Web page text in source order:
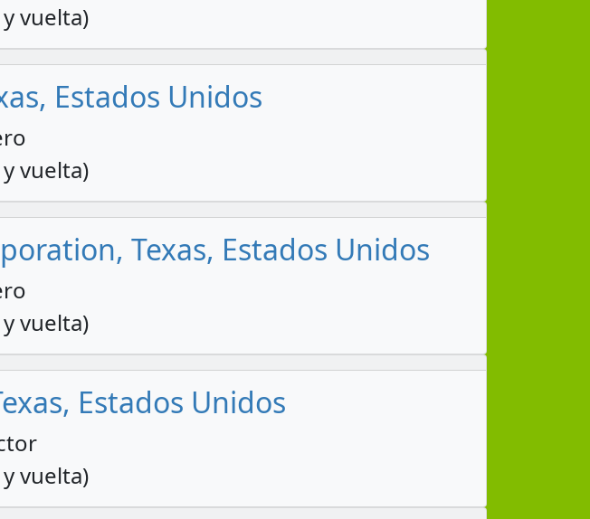
vuelta)
Estados Unidos
vuelta)
Texas, Estados Unidos
vuelta)
Estados Unidos
vuelta)